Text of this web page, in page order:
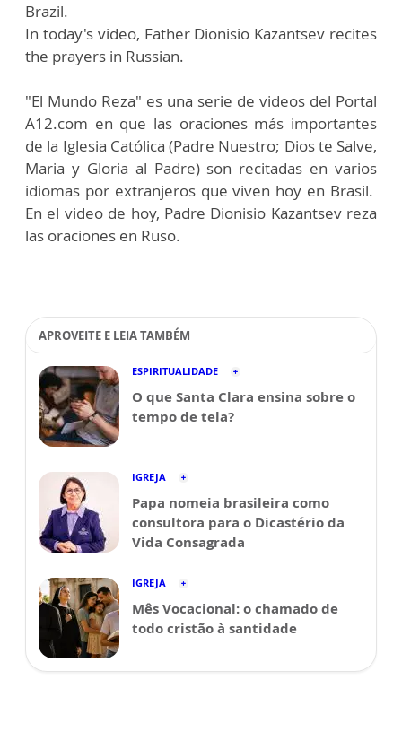
Brazil.
In today's video, Father Dionisio Kazantsev recites
the prayers in Russian.
"El Mundo Reza" es una serie de videos del Portal
A12.com en que las oraciones más importantes
de la Iglesia Católica (Padre Nuestro; Dios te Salve,
Maria y Gloria al Padre) son recitadas en varios
idiomas por extranjeros que viven hoy en Brasil.
En el video de hoy, Padre Dionisio Kazantsev reza
las oraciones en Ruso.
APROVEITE E LEIA TAMBÉM
ESPIRITUALIDADE
O que Santa Clara ensina sobre o
tempo de tela?
IGREJA
Papa nomeia brasileira como
consultora para o Dicastério da
Vida Consagrada
IGREJA
Mês Vocacional: o chamado de
todo cristão à santidade